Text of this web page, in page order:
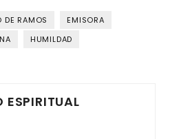
DE RAMOS
EMISORA
HUMILDAD
ESPIRITUAL